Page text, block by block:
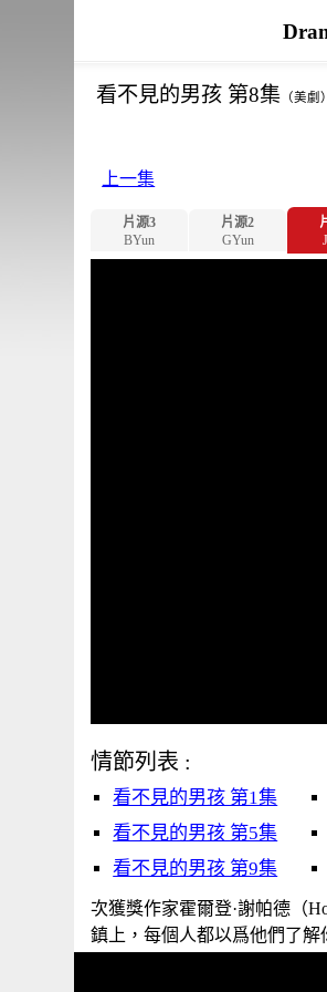
看不見的男孩 第8集 （美劇）
上一集
片源3
BYun
片源2
GYun
情節列表 :
看不見的男孩 第1集
看不見的男孩 第5集
看不見的男孩 第9集
次獲獎作家霍爾登·謝帕德（
鎮上，每個人都以爲他們了